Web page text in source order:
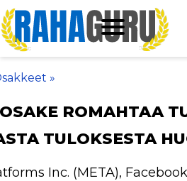
»
ROMAHTAA
TULOKSESTA
Inc. (META),